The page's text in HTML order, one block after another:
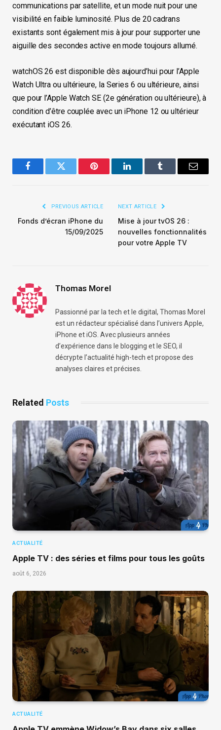
communications par satellite, et un mode nuit pour une
visibilité en faible luminosité. Plus de 20 cadrans
existants sont également mis à jour pour supporter une
aiguille des secondes active en mode toujours allumé.
watchOS 26 est disponible dès aujourd’hui pour l’Apple
Watch Ultra ou ultérieure, la Series 6 ou ultérieure, ainsi
que pour l’Apple Watch SE (2e génération ou ultérieure), à
condition d’être couplée avec un iPhone 12 ou ultérieur
exécutant iOS 26.
FacebookTwitter Pinterest LinkedInTumblr Email
PREVIOUS ARTICLE
Fonds d’écran iPhone du
15/09/2025
NEXT ARTICLE
Mise à jour tvOS 26 :
nouvelles fonctionnalités
pour votre Apple TV
Thomas Morel
Passionné par la tech et le digital, Thomas Morel
est un rédacteur spécialisé dans l’univers Apple,
iPhone et iOS. Avec plusieurs années
d’expérience dans le blogging et le SEO, il
décrypte l’actualité high-tech et propose des
analyses claires et précises.
Related Posts
ACTUALITÉ
Apple TV : des séries et films pour tous les goûts
août 6, 2026
ACTUALITÉ